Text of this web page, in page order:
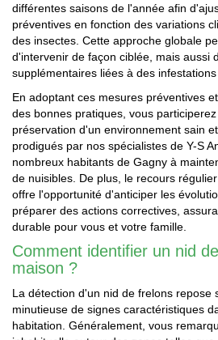
différentes saisons de l'année afin
préventives en fonction des variations
des insectes. Cette approche globale
d'intervenir de façon ciblée, mais aussi
supplémentaires liées à des
En adoptant ces mesures préventives
des bonnes pratiques, vous
préservation d'un environnement sain
prodigués par nos spécialistes de Y-S
nombreux habitants de Gagny à
de nuisibles. De plus, le recours
offre l'opportunité d'anticiper les
préparer des actions correctives,
durable pour vous et votre famille.
Comment identifier un nid
maison ?
La détection d'un nid de frelons repose
minutieuse de signes caractéristiques
habitation. Généralement, vous